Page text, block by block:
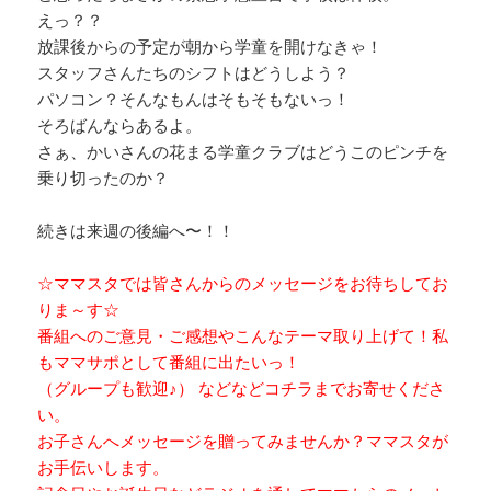
えっ？？
放課後からの予定が朝から学童を開けなきゃ！
スタッフさんたちのシフトはどうしよう？
パソコン？そんなもんはそもそもないっ！
そろばんならあるよ。
さぁ、かいさんの花まる学童クラブはどうこのピンチを
乗り切ったのか？
続きは来週の後編へ〜！！
☆ママスタでは皆さんからのメッセージをお待ちしてお
りま～す☆
番組へのご意見・ご感想やこんなテーマ取り上げて！私
もママサポとして番組に出たいっ！
（グループも歓迎♪） などなどコチラまでお寄せくださ
い。
お子さんへメッセージを贈ってみませんか？ママスタが
お手伝いします。